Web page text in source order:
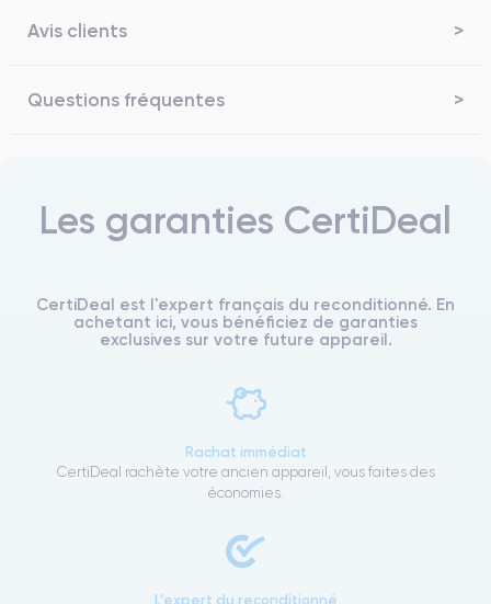
Avis clients
Questions fréquentes
Les garanties CertiDeal
CertiDeal est l'expert français du reconditionné. En
achetant ici, vous bénéficiez de garanties
exclusives sur votre future appareil.
Rachat immédiat
CertiDeal rachète votre ancien appareil, vous faites des
économies.
L'expert du reconditionné